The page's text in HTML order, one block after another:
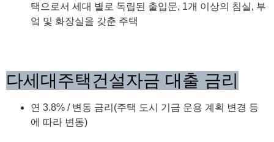
택으로서 세대 별로 독립된 출입문, 1개 이상의 침실, 부
엌 및 화장실을 갖춘 주택
다세대주택건설자금 대출 금리
연 3.8% / 변동 금리(주택 도시 기금 운용 계획 변경 등
에 따라 변동)